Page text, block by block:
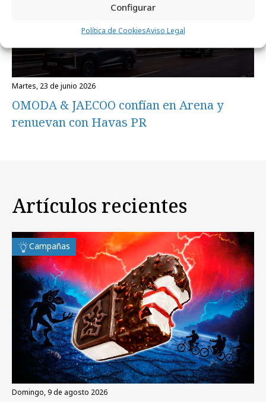
Configurar
Política de CookiesAviso Legal
martes, 23 de junio 2026
OMODA & JAECOO confían en Arena y
renuevan con Havas PR
Artículos recientes
Campañas
domingo, 9 de agosto 2026